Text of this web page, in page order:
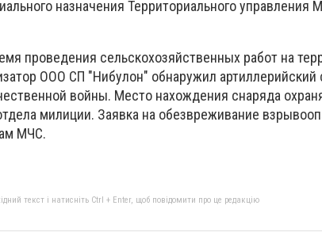
назначения Территориального управления
проведения сельскохозяйственных работ на
ООО СП "Нибулон" обнаружил артиллерийский
войны. Место нахождения снаряда
милиции. Заявка на обезвреживание
МЧС.
текст і натисніть Ctrl + Enter, щоб повідомити про це редакцію